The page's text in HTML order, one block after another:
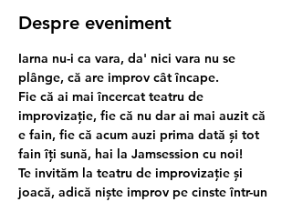
Despre eveniment
Iarna nu-i ca vara, da' nici vara nu se
plânge, că are improv cât încape.
Fie că ai mai încercat teatru de
improvizație, fie că nu dar ai mai auzit că
e fain, fie că acum auzi prima dată și tot
fain îți sună, hai la Jamsession cu noi!
Te invităm la teatru de improvizație și
joacă, adică niște improv pe cinste într-un